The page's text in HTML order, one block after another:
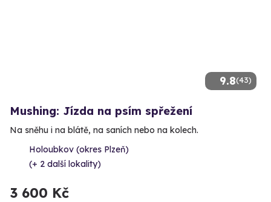
9.8(43)
Mushing: Jízda na psím spřežení
Na sněhu i na blátě, na saních nebo na kolech.
Holoubkov (okres Plzeň)
(+ 2 další lokality)
3 600 Kč